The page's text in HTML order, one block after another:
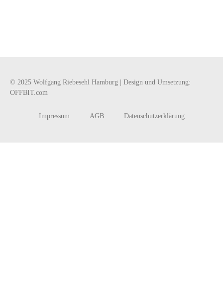
© 2025 Wolfgang Riebesehl Hamburg | Design und Umsetzung:
OFFBIT.com
Impressum AGB Datenschutzerklärung